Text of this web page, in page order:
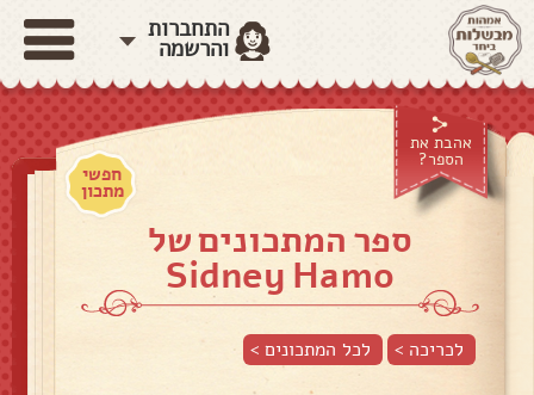
התחברות
והרשמה
אהבת את
הספר?
חפשי
מתכון
ספר המתכונים של
Sidney Hamo
לכריכה > לכל המתכונים >